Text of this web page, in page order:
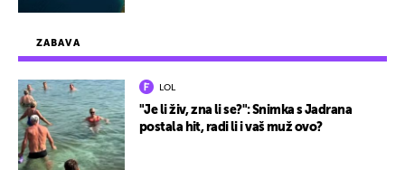
ZABAVA
LOL
"Je li živ, zna li se?": Snimka s Jadrana
postala hit, radi li i vaš muž ovo?